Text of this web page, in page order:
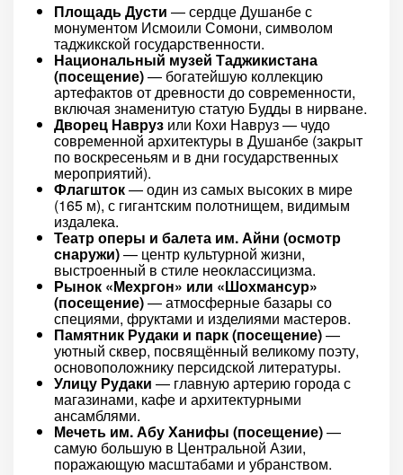
Площадь Дусти — сердце Душанбе с
монументом Исмоили Сомони, символом
таджикской государственности.
Национальный музей Таджикистана
(посещение)— богатейшую коллекцию
артефактов от древности до современности,
включая знаменитую статую Будды в нирване.
Дворец Навруз или Кохи Навруз — чудо
современной архитектуры в Душанбе (закрыт
по воскресеньям и в дни государственных
мероприятий).
Флагшток— один из самых высоких в мире
(165 м), с гигантским полотнищем, видимым
издалека.
Театр оперы и балета им. Айни (осмотр
снаружи)— центр культурной жизни,
выстроенный в стиле неоклассицизма.
Рынок «Мехргон» или «Шохмансур»
(посещение)— атмосферные базары со
специями, фруктами и изделиями мастеров.
Памятник Рудаки и парк (посещение)—
уютный сквер, посвящённый великому поэту,
основоположнику персидской литературы.
Улицу Рудаки — главную артерию города с
магазинами, кафе и архитектурными
ансамблями.
Мечеть им. Абу Ханифы (посещение)—
самую большую в Центральной Азии,
поражающую масштабами и убранством.